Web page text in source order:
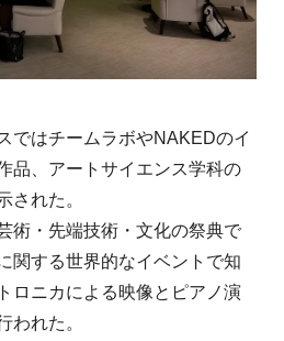
ではチームラボやNAKEDのイ
品、アートサイエンス学科の
された。
術・先端技術・文化の祭典で
関する世界的なイベントで知
ロニカによる映像とピアノ演
われた。